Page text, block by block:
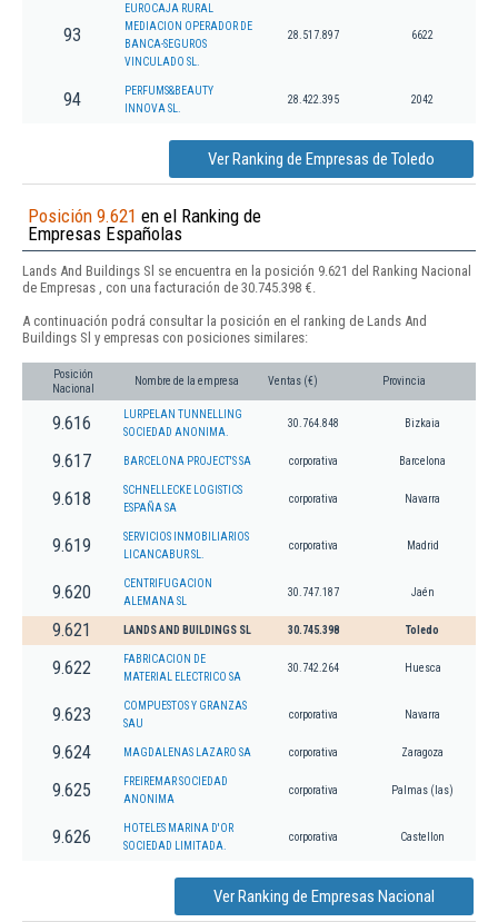
93
EUROCAJA RURAL
MEDIACION OPERADOR DE
BANCA-SEGUROS
VINCULADO SL.
28.517.897 6622
94
PERFUMS&BEAUTY
INNOVA SL.
28.422.395 2042
Ver Ranking de Empresas de Toledo
Posición 9.621 en el Ranking de
Empresas Españolas
Lands And Buildings Sl se encuentra en la posición 9.621 del Ranking Nacional
de Empresas , con una facturación de 30.745.398 €.
A continuación podrá consultar la posición en el ranking de Lands And
Buildings Sl y empresas con posiciones similares:
Posición
Nacional
Nombre de la empresa Ventas (€) Provincia
9.616
LURPELAN TUNNELLING
SOCIEDAD ANONIMA.
30.764.848 Bizkaia
9.617 BARCELONA PROJECT'S SA corporativa Barcelona
9.618
SCHNELLECKE LOGISTICS
ESPAÑA SA
corporativa Navarra
9.619
SERVICIOS INMOBILIARIOS
LICANCABUR SL.
corporativa Madrid
9.620
CENTRIFUGACION
ALEMANA SL
30.747.187 Jaén
9.621 LANDS AND BUILDINGS SL 30.745.398 Toledo
9.622
FABRICACION DE
MATERIAL ELECTRICO SA
30.742.264 Huesca
9.623
COMPUESTOS Y GRANZAS
SAU
corporativa Navarra
9.624 MAGDALENAS LAZARO SA corporativa Zaragoza
9.625
FREIREMAR SOCIEDAD
ANONIMA
corporativa Palmas (las)
9.626
HOTELES MARINA D'OR
SOCIEDAD LIMITADA.
corporativa Castellon
Ver Ranking de Empresas Nacional